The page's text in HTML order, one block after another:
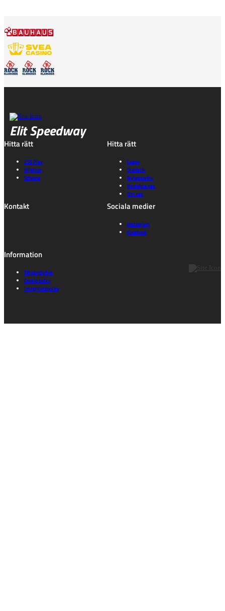
Elit Speedway
Hitta rätt
ESS Play
Biljetter
Schema
Hitta rätt
Lagen
Statistik
Nyhetsarkiv
Kontakta oss
Om oss
Kontakt Sociala medier
Instagram
Facebook
Information
Tillgänglighet
Cookie policy
Integritetspolicy